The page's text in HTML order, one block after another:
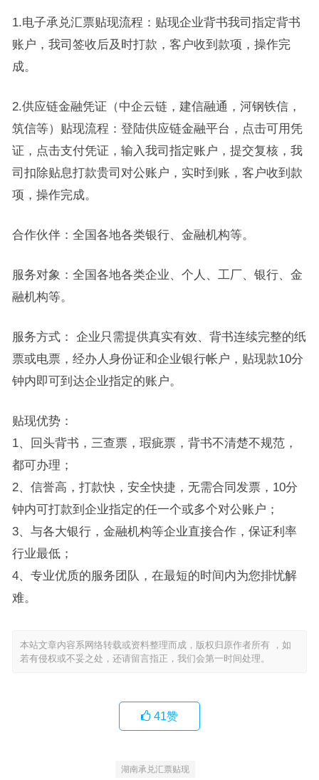
1.电子承兑汇票贴现流程：贴现企业背书我司指定背书
账户，我司签收后及时打款，客户收到款项，操作完
成。
2.供应链金融凭证（中企云链，建信融通，河钢铁信，
筑信等）贴现流程：登陆供应链金融平台，点击可用凭
证，点击支付凭证，输入我司指定账户，提交复核，我
司扣除贴息打款贵司对公账户，实时到账，客户收到款
项，操作完成。
合作伙伴：全国各地各类银行、金融机构等。
服务对象：全国各地各类企业、个人、工厂、银行、金
融机构等。
服务方式： 企业只需提供真实有效、背书连续完整的纸
票或电票，经办人身份证和企业银行帐户，贴现款10分
钟内即可到达企业指定的账户。
贴现优势：
1、回头背书，三查票，瑕疵票，背书不清楚不规范，
都可办理；
2、信誉高，打款快，安全快捷，无需合同发票，10分
钟内可打款到企业指定的任一个或多个对公账户；
3、与各大银行，金融机构等企业直接合作，保证利率
行业最低；
4、专业优质的服务团队，在最短的时间内为您排忧解
难。
本站文章内容系网络转载或资料整理而成，版权归原作者所有 ，如
若有侵权或不妥之处，还请留言指正，我们会第一时间处理。
41赞
湖南承兑汇票贴现